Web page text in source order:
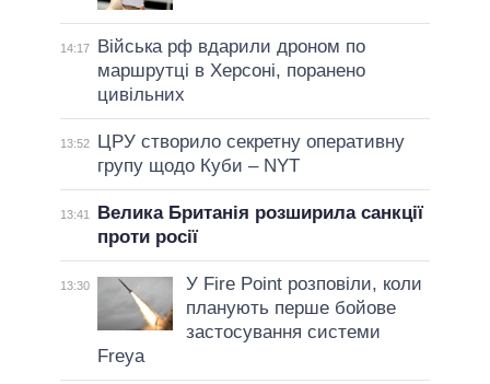
14:17
Війська рф вдарили дроном по
маршрутці в Херсоні, поранено
цивільних
13:52
ЦРУ створило секретну оперативну
групу щодо Куби – NYT
13:41
Велика Британія розширила санкції
проти росії
13:30
У Fire Point розповіли, коли
планують перше бойове
застосування системи
Freya